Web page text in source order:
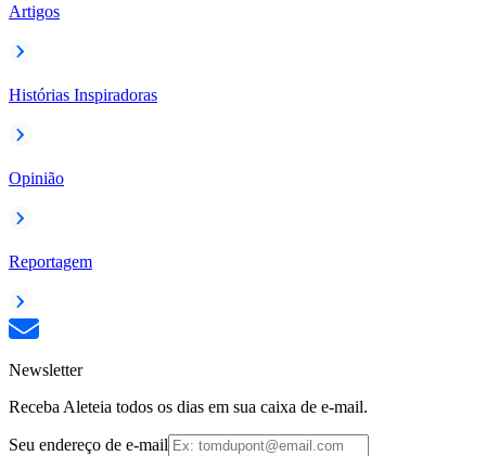
Artigos
Histórias Inspiradoras
Opinião
Reportagem
Newsletter
Receba Aleteia todos os dias em sua caixa de e-mail.
Seu endereço de e-mail